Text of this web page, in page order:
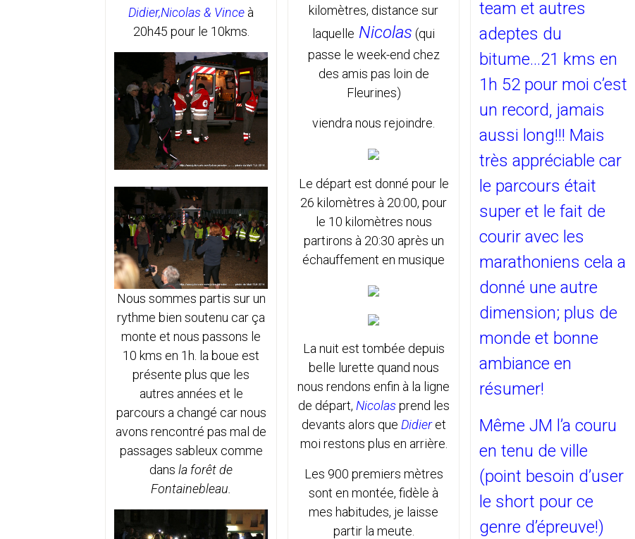
Didier,Nicolas & Vince à
20h45 pour le 10kms.
Nous sommes partis sur un
rythme bien soutenu car ça
monte et nous passons le
10 kms en 1h. la boue est
présente plus que les
autres années et le
parcours a changé car nous
avons rencontré pas mal de
passages sableux comme
dansla forêt de
Fontainebleau.
kilomètres, distance sur
laquelle Nicolas (qui
passe le week-end chez
des amis pas loin de
Fleurines)
viendra nous rejoindre.
Le départ est donné pour le
26 kilomètres à 20:00, pour
le 10 kilomètres nous
partirons à 20:30 après un
échauffement en musique
La nuit est tombée depuis
belle lurette quand nous
nous rendons enfin à la ligne
de départ, Nicolas prend les
devants alors que Didieret
moi restons plus en arrière.
Les 900 premiers mètres
sont en montée, fidèle à
mes habitudes, je laisse
partir la meute.
team et autres
adeptes du
bitume...21 kms en
1h 52 pour moi c’est
un record, jamais
aussi long!!! Mais
très appréciable car
le parcours était
super et le fait de
courir avec les
marathoniens cela a
donné une autre
dimension; plus de
monde et bonne
ambiance en
résumer!
Même JM l’a couru
en tenu de ville
(point besoin d’user
le short pour ce
genre d’épreuve!)